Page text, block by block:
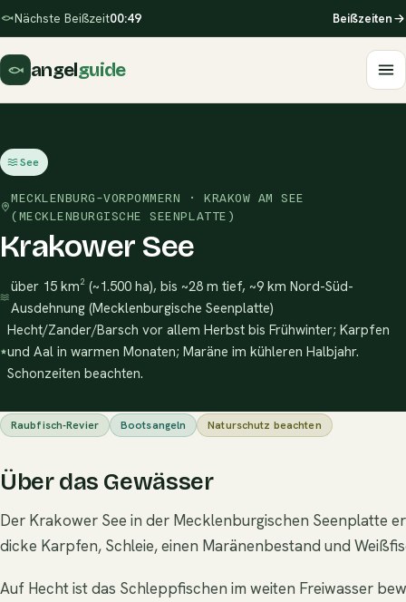
Nächste Beißzeit00:49 Beißzeiten
angelguide
See
MECKLENBURG-VORPOMMERN · KRAKOW AM SEE
(MECKLENBURGISCHE SEENPLATTE)
Krakower See
über 15 km² (~1.500 ha), bis ~28 m tief, ~9 km Nord-Süd-
Ausdehnung (Mecklenburgische Seenplatte)
Hecht/Zander/Barsch vor allem Herbst bis Frühwinter; Karpfen
und Aal in warmen Monaten; Maräne im kühleren Halbjahr.
Schonzeiten beachten.
Raubfisch-Revier Bootsangeln Naturschutz beachten
Über das Gewässer
Der Krakower See in der Mecklenburgischen Seenplatte
dicke Karpfen, Schleie, einen Maränenbestand und
Auf Hecht ist das Schleppfischen im weiten Freiwasser